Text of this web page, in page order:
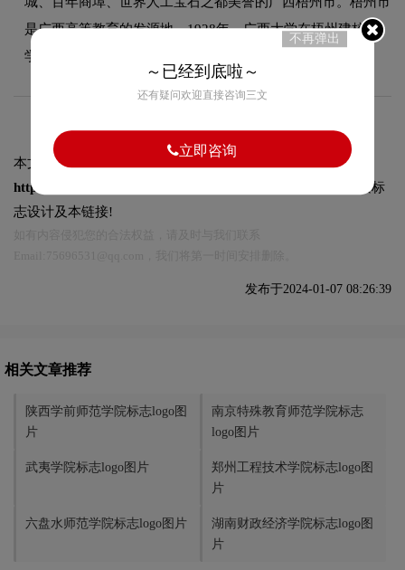
是广西高等教育的发源地，1928年，广西大学在梧州建校办
学。
本文标题和链接
梧州学院标志logo图片:
https://logo9.net/works/12106.html
转载时请注明出处为诗宸标
志设计及本链接!
发布于2024-01-07 08:26:39
相关文章推荐
陕西学前师范学院标志logo图
片
南京特殊教育师范学院标志
logo图片
武夷学院标志logo图片
郑州工程技术学院标志logo图
片
六盘水师范学院标志logo图片
湖南财政经济学院标志logo图
片
不再弹出
～已经到底啦～
还有疑问欢迎直接咨询三文
立即咨询